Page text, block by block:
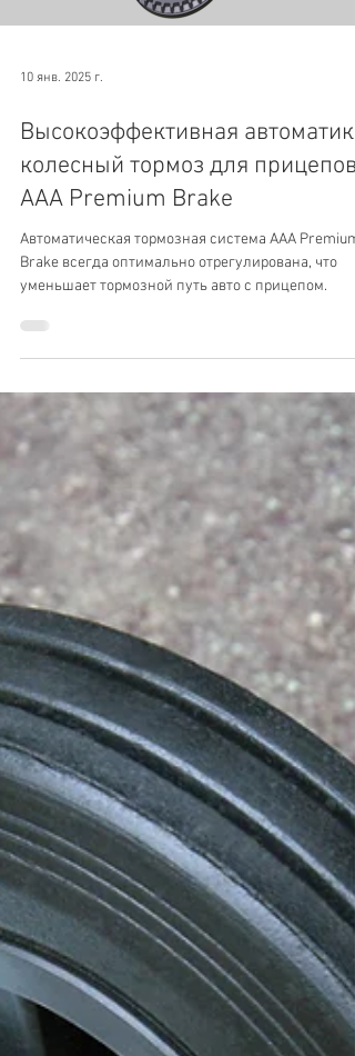
10 янв. 2025 г.
Высокоэффективная
колесный тормоз для прицепов
AAA Premium Brake
Автоматическая тормозная система AAA Premium
Brake всегда оптимально отрегулирована, что
уменьшает тормозной путь авто с прицепом.